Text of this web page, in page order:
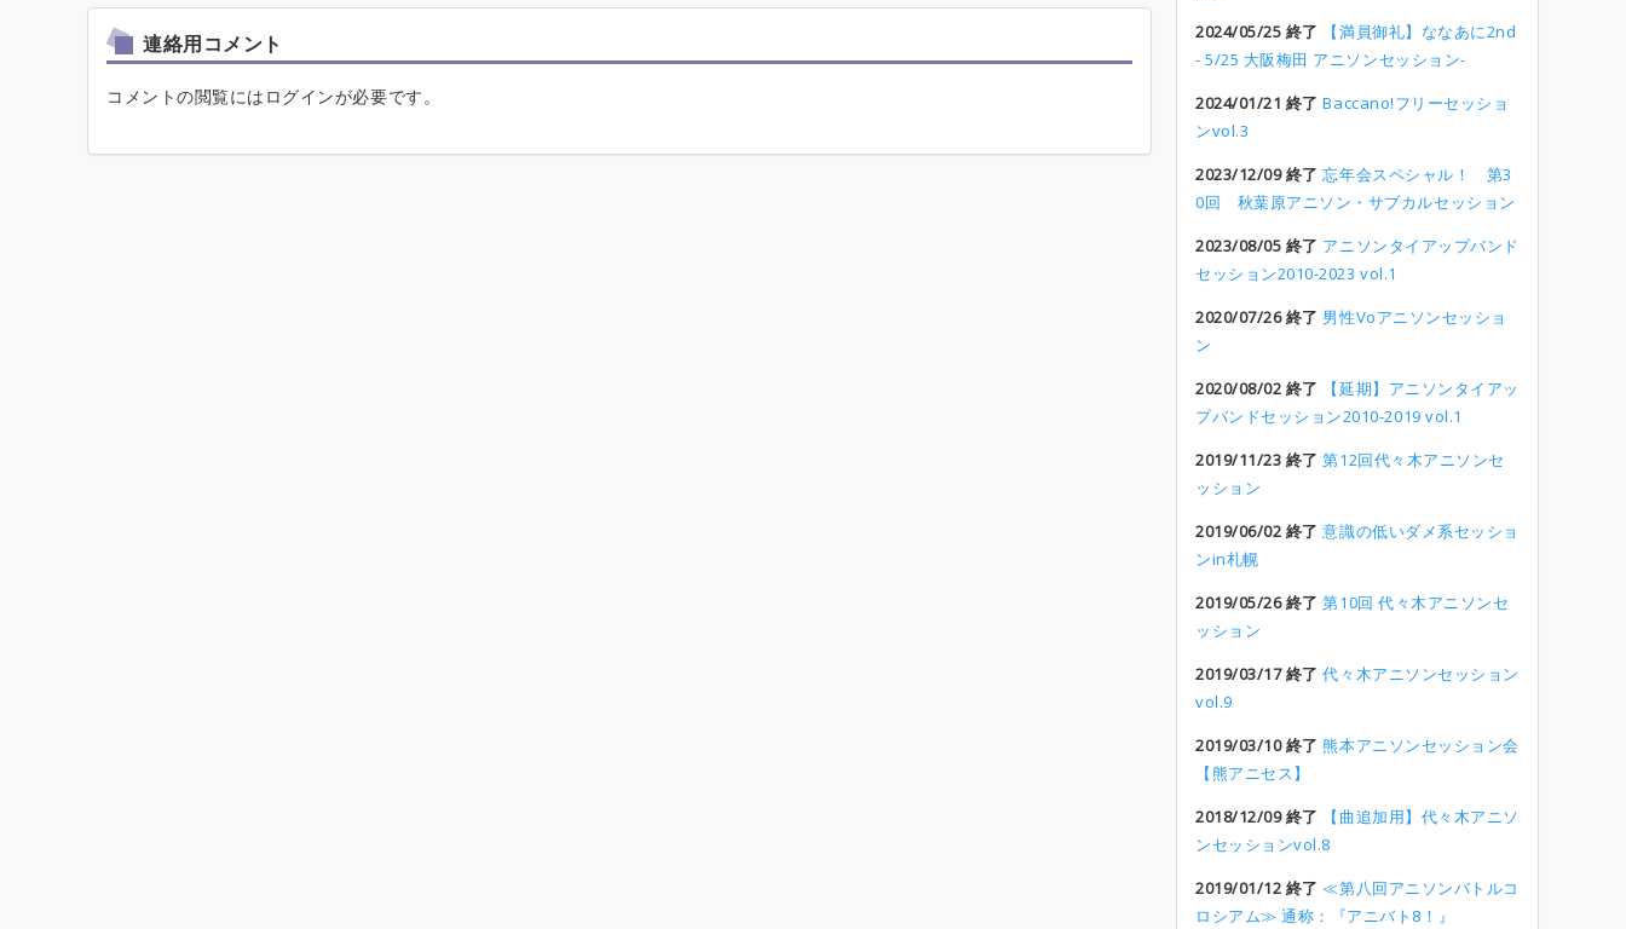
連絡用コメント
コメントの閲覧にはログインが必要です。
2024/05/25 終了
【満員御礼】ななあに2nd
- 5/25 大阪梅田 アニソンセッション-
2024/01/21 終了 Baccano!フリーセッショ
ンvol.3
2023/12/09 終了 忘年会スペシャル！ 第3
0回 秋葉原アニソン・サブカルセッション
2023/08/05 終了 アニソンタイアップバンド
セッション2010-2023 vol.1
2020/07/26 終了 男性Voアニソンセッショ
ン
2020/08/02 終了
【延期】アニソンタイアッ
プバンドセッション2010-2019 vol.1
2019/11/23 終了 第12回代々木アニソンセ
ッション
2019/06/02 終了 意識の低いダメ系セッショ
ンin札幌
2019/05/26 終了 第10回 代々木アニソンセ
ッション
2019/03/17 終了 代々木アニソンセッション
vol.9
2019/03/10 終了 熊本アニソンセッション会
【熊アニセス】
2018/12/09 終了
【曲追加用】代々木アニソ
ンセッションvol.8
2019/01/12 終了 ≪第八回アニソンバトルコ
ロシアム≫ 通称：『アニバト8！』